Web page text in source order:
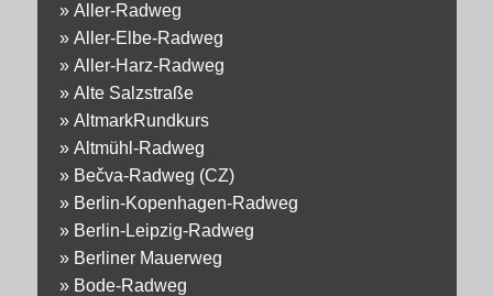
» Aller-Radweg
» Aller-Elbe-Radweg
» Aller-Harz-Radweg
» Alte Salzstraße
» AltmarkRundkurs
» Altmühl-Radweg
» Bečva-Radweg (CZ)
» Berlin-Kopenhagen-Radweg
» Berlin-Leipzig-Radweg
» Berliner Mauerweg
» Bode-Radweg